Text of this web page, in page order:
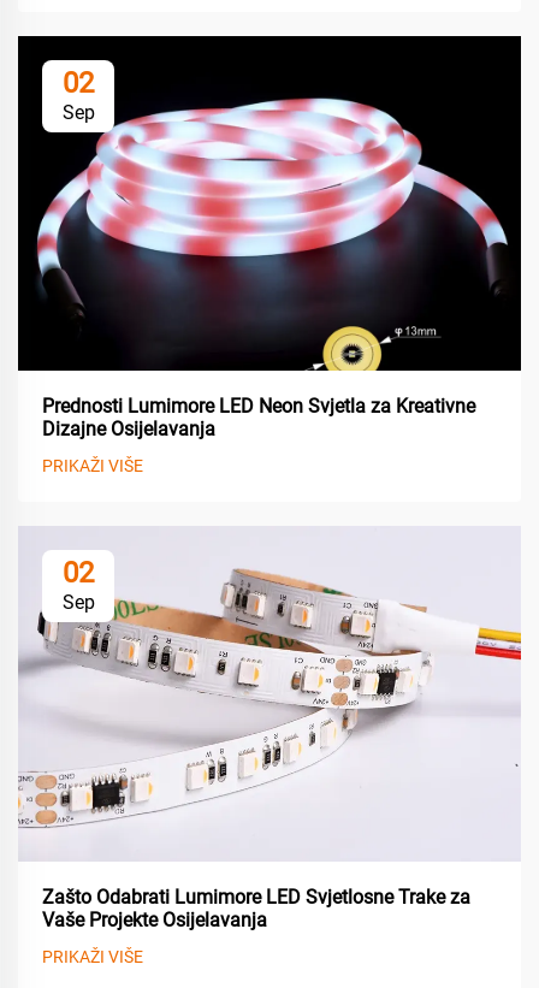
02
Sep
Prednosti Lumimore LED Neon Svjetla za Kreativne
Dizajne Osijelavanja
PRIKAŽI VIŠE
02
Sep
Zašto Odabrati Lumimore LED Svjetlosne Trake za
Vaše Projekte Osijelavanja
PRIKAŽI VIŠE